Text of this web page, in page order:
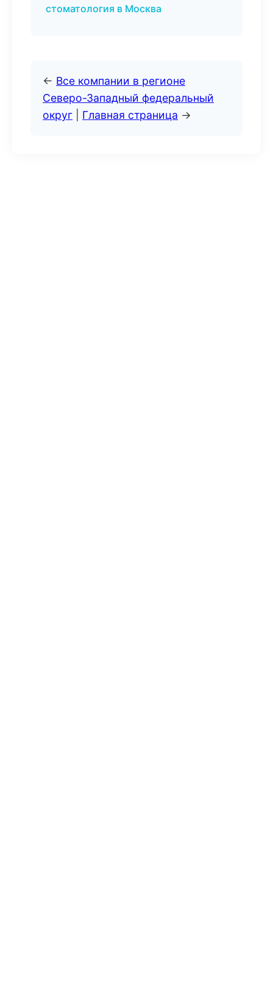
стоматология в Москва
← Все компании в регионе
Северо-Западный федеральный
округ
Главная страница →